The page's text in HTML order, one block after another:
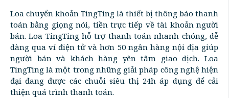
Loa chuyển khoản TingTing là thiết bị thông báo thanh
toán bằng giọng nói, tiền trực tiếp về tài khoản người
bán. Loa TingTing hỗ trợ thanh toán nhanh chóng, dễ
dàng qua ví điện tử và hơn 50 ngân hàng nội địa giúp
người bán và khách hàng yên tâm giao dịch. Loa
TingTing là một trong những giải pháp công nghệ hiện
đại đang được các chuỗi siêu thị 24h áp dụng để cải
thiện quá trình thanh toán.